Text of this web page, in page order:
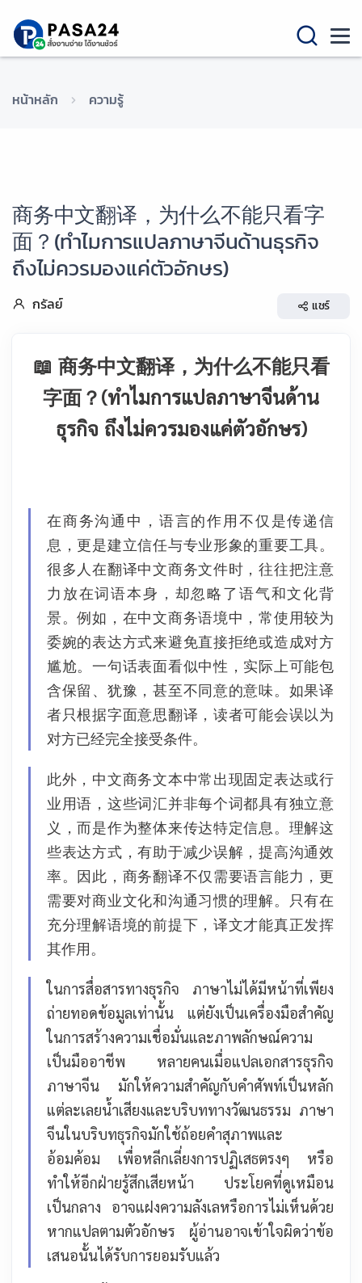
หน้าหลัก ความรู้
商务中文翻译，为什么不能只看字
面？(ทำไมการแปลภาษาจีนด้านธุรกิจ
ถึงไม่ควรมองแค่ตัวอักษร)
กรัลย์ แชร์
📖 商务中文翻译，为什么不能只看
字面？(ทำไมการแปลภาษาจีนด้าน
ธุรกิจ ถึงไม่ควรมองแค่ตัวอักษร)
在商务沟通中，语言的作用不仅是传递信
息，更是建立信任与专业形象的重要工具。
很多人在翻译中文商务文件时，往往把注意
力放在词语本身，却忽略了语气和文化背
景。例如，在中文商务语境中，常使用较为
委婉的表达方式来避免直接拒绝或造成对方
尴尬。一句话表面看似中性，实际上可能包
含保留、犹豫，甚至不同意的意味。如果译
者只根据字面意思翻译，读者可能会误以为
对方已经完全接受条件。
此外，中文商务文本中常出现固定表达或行
业用语，这些词汇并非每个词都具有独立意
义，而是作为整体来传达特定信息。理解这
些表达方式，有助于减少误解，提高沟通效
率。 因此，商务翻译不仅需要语言能力，更
需要对商业文化和沟通习惯的理解。只有在
充分理解语境的前提下，译文才能真正发挥
其作用。
ในการสื่อสารทางธุรกิจ ภาษาไม่ได้มีหน้าที่เพียง
ถ่ายทอดข้อมูลเท่านั้น แต่ยังเป็นเครื่องมือสำคัญ
ในการสร้างความเชื่อมั่นและภาพลักษณ์ความ
เป็นมืออาชีพ หลายคนเมื่อแปลเอกสารธุรกิจ
ภาษาจีน มักให้ความสำคัญกับคำศัพท์เป็นหลัก
แต่ละเลยน้ำเสียงและบริบททางวัฒนธรรม ภาษา
จีนในบริบทธุรกิจมักใช้ถ้อยคำสุภาพและ
อ้อมค้อม เพื่อหลีกเลี่ยงการปฏิเสธตรงๆ หรือ
ทำให้อีกฝ่ายรู้สึกเสียหน้า ประโยคที่ดูเหมือน
เป็นกลาง อาจแฝงความลังเลหรือการไม่เห็นด้วย
หากแปลตามตัวอักษร ผู้อ่านอาจเข้าใจผิดว่าข้อ
เสนอนั้นได้รับการยอมรับแล้ว